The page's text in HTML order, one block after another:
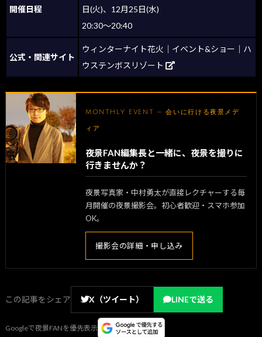
開催日程
日(火)、12月25日(水)
20:30～20:40
公式・関連サイト
ウィンターナイト花火｜イベント&ショー｜ハ
ウステンボスリゾート
MONTHLY EVENT — 会いに行ける夜景メデ
ィア
夜景FAN編集長と一緒に、夜景を撮りに
行きませんか？
夜景写真家・中村勇太が直接レクチャーする毎
月開催の夜景撮影会。初心者歓迎・スマホ参加
OK。
撮影会の詳細・申し込み
この記事をシェア X（ツイート） LINEで送る
Googleで夜景FANを優先表示